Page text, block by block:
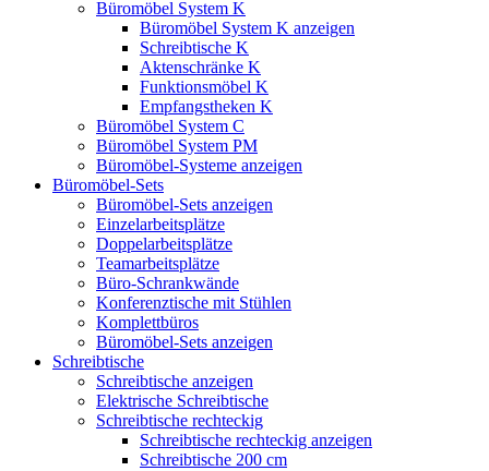
Büromöbel System K
Büromöbel System K anzeigen
Schreibtische K
Aktenschränke K
Funktionsmöbel K
Empfangstheken K
Büromöbel System C
Büromöbel System PM
Büromöbel-Systeme anzeigen
Büromöbel-Sets
Büromöbel-Sets anzeigen
Einzelarbeitsplätze
Doppelarbeitsplätze
Teamarbeitsplätze
Büro-Schrankwände
Konferenztische mit Stühlen
Komplettbüros
Büromöbel-Sets anzeigen
Schreibtische
Schreibtische anzeigen
Elektrische Schreibtische
Schreibtische rechteckig
Schreibtische rechteckig anzeigen
Schreibtische 200 cm